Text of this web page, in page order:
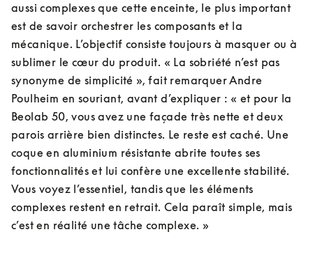
aussi complexes que cette enceinte, le plus important
est de savoir orchestrer les composants et la
mécanique. L’objectif consiste toujours à masquer ou à
sublimer le cœur du produit. « La sobriété n’est pas
synonyme de simplicité », fait remarquer Andre
Poulheim en souriant, avant d’expliquer : « et pour la
Beolab 50, vous avez une façade très nette et deux
parois arrière bien distinctes. Le reste est caché. Une
coque en aluminium résistante abrite toutes ses
fonctionnalités et lui confère une excellente stabilité.
Vous voyez l’essentiel, tandis que les éléments
complexes restent en retrait. Cela paraît simple, mais
c’est en réalité une tâche complexe. »